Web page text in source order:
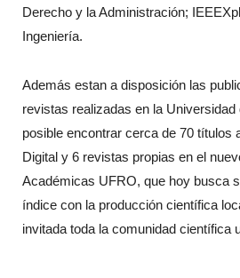
Derecho y la Administración;
Ingeniería.
Además estan a disposición las
revistas realizadas en la
posible encontrar cerca de 70 títulos
Digital y 6 revistas propias en el
Académicas UFRO, que hoy busca
índice con la producción científica
invitada toda la comunidad científica